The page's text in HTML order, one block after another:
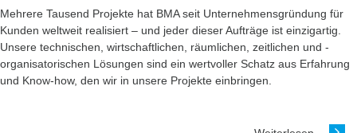
Mehrere Tausend Projekte hat BMA seit Unternehmensgründung für
Kunden weltweit realisiert – und ­jeder dieser Aufträge ist einzigartig.
Unsere technischen, wirtschaftlichen, räumlichen, zeitlichen und ­
organisatorischen Lösungen sind ein wertvoller Schatz aus Erfahrung
und Know-how, den wir in unsere Projekte einbringen.